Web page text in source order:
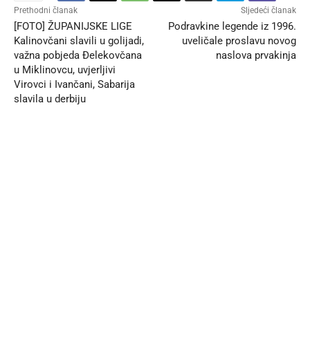
Prethodni članak
[FOTO] ŽUPANIJSKE LIGE
Kalinovčani slavili u golijadi,
važna pobjeda Đelekovčana
u Miklinovcu, uvjerljivi
Virovci i Ivančani, Sabarija
slavila u derbiju
Sljedeći članak
Podravkine legende iz 1996.
uveličale proslavu novog
naslova prvakinja